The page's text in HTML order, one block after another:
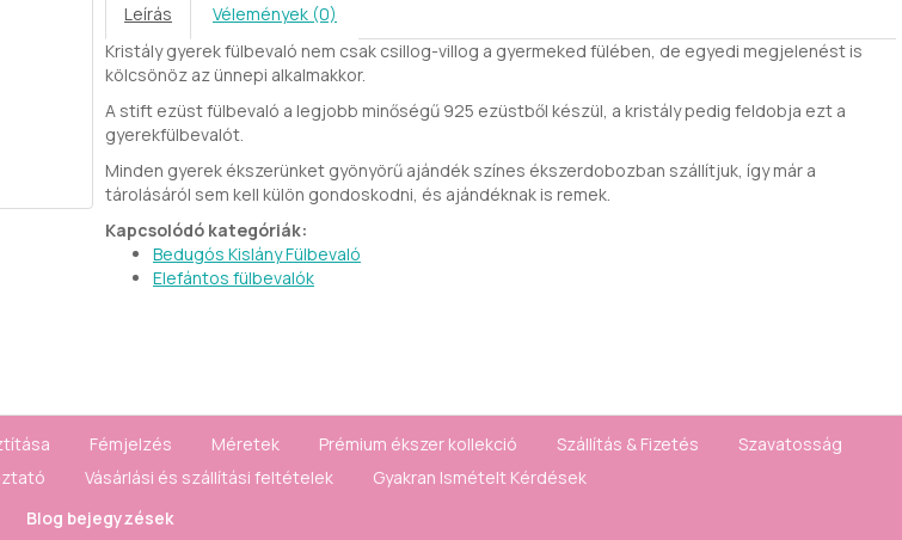
Leírás
Vélemények (0)
Kristály gyerek fülbevaló nem csak csillog-villog a gyermeked fülében, de egyedi megjelenést is
kölcsönöz az ünnepi alkalmakkor.
A stift ezüst fülbevaló a legjobb minőségű 925 ezüstből készül, a kristály pedig feldobja ezt a
gyerekfülbevalót.
Minden gyerek ékszerünket gyönyörű ajándék színes ékszerdobozban szállítjuk, így már a
tárolásáról sem kell külön gondoskodni, és ajándéknak is remek.
Kapcsolódó kategóriák:
Bedugós Kislány Fülbevaló
Elefántos fülbevalók
Fémjelzés Méretek Prémium ékszer kollekció Szállítás & Fizetés
Szavatosság
Vásárlási és szállítási feltételek
Gyakran Ismételt Kérdések
Blog bejegyzések